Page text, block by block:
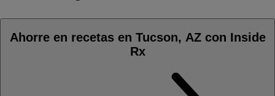
Ahorre en recetas en Tucson, AZ con Inside
Rx